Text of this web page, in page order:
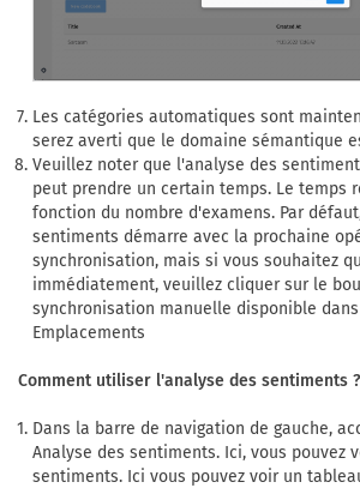
Les catégories automatiques sont
serez averti que le domaine sémantique
Veuillez noter que l'analyse des
peut prendre un certain temps. Le temps
fonction du nombre d'examens. Par
sentiments démarre avec la prochaine
synchronisation, mais si vous souhaitez
immédiatement, veuillez cliquer sur le
synchronisation manuelle disponible
Emplacements
Comment utiliser l'analyse des sentiments ?
Dans la barre de navigation de gauche,
Analyse des sentiments. Ici, vous pouvez
sentiments. Ici vous pouvez voir un